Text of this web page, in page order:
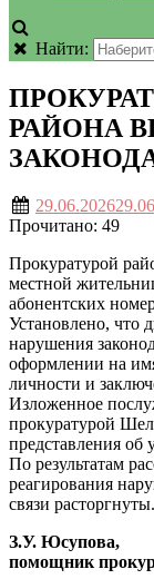
Найти:
РАЙОНА
29.06.2026
Прочитано: 49
Прокуратурой
местной
абонентских
Установлено, что
нарушения
оформлении на
личности и
Изложенное
прокуратурой
представления об
По результатам
реагирования
связи расторгнуты.
З.У. Юсупова,
помощник